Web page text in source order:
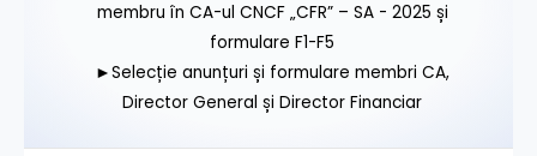
membru în CA-ul CNCF „CFR” – SA - 2025 și
formulare F1-F5
►Selecție anunțuri și formulare membri CA,
Director General și Director Financiar